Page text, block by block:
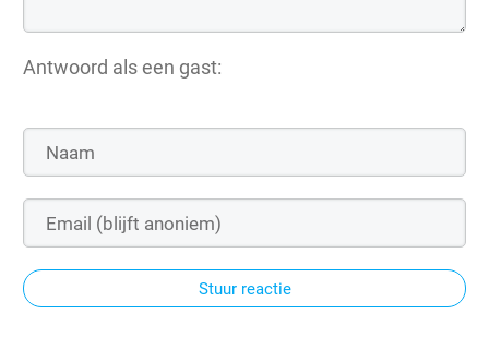
Antwoord als een gast:
Stuur reactie